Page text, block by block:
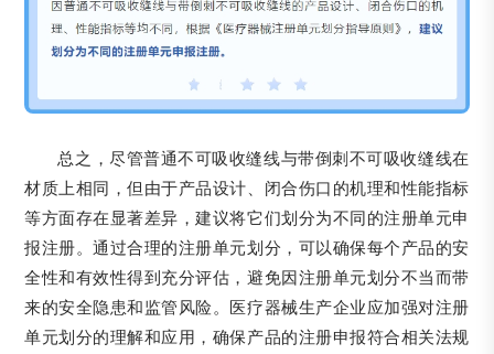
总之，尽管普通不可吸收缝线与带倒刺不可吸收缝线在
材质上相同，但由于产品设计、闭合伤口的机理和性能指标
等方面存在显著差异，建议将它们划分为不同的注册单元申
报注册。通过合理的注册单元划分，可以确保每个产品的安
全性和有效性得到充分评估，避免因注册单元划分不当而带
来的安全隐患和监管风险。医疗器械生产企业应加强对注册
单元划分的理解和应用，确保产品的注册申报符合相关法规